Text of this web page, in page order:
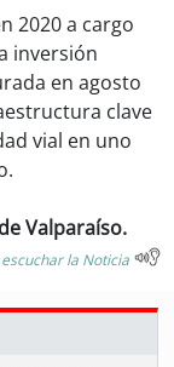
2020 a cargo
inversión
en agosto
clave
vial en uno
Valparaíso.
la Noticia